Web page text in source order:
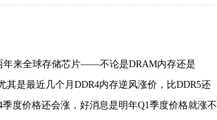
年来全球存储芯片——不论是DRAM内存还是
其是最近几个月DDR4内存逆风涨价，比DDR5还
度价格还会涨，好消息是明年Q1季度价格就涨不